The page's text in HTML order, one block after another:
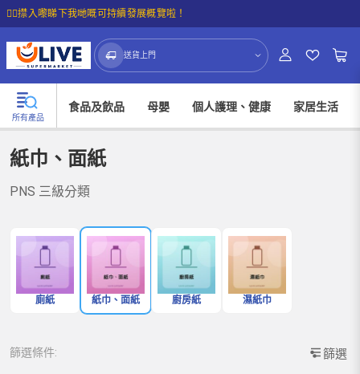
☝🏼㩒入嚟睇下我哋嘅可持續發展概覽啦！
送貨上門
所有產品
食品及飲品 母嬰 個人護理、健康 家居生活
紙巾、面紙
PNS 三級分類
廁紙 紙巾、面紙 廚房紙 濕紙巾
篩選條件: 篩選